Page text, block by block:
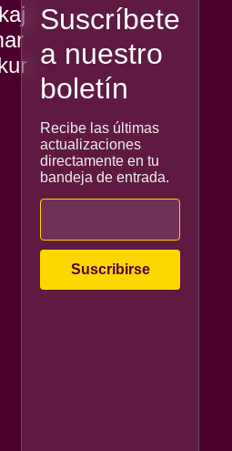
Suscríbete
a nuestro
boletín
Recibe las últimas
actualizaciones
directamente en tu
bandeja de entrada.